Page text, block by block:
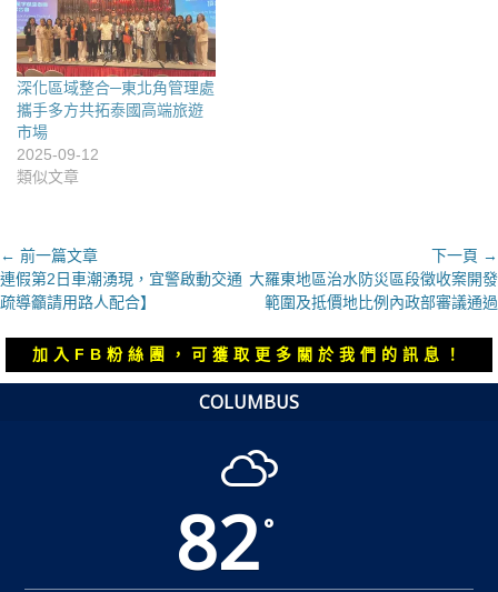
深化區域整合─東北角管理處
攜手多方共拓泰國高端旅遊
市場
2025-09-12
類似文章
文
章
導
覽
← 前一篇文章
上
一
章：
連假第2日車潮湧現，宜警啟動交通
疏導籲請用路人配合】
下一頁 →
下
文
章：
大羅東地區治水防災區段徵收案開發
範圍及抵價地比例內政部審議通過
加入FB粉絲團，可獲取更多關於我們的訊息！
COLUMBUS
82°